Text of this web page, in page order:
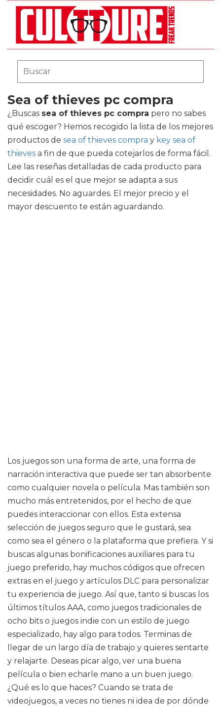
Sea of thieves pc compra
¿Buscas sea of thieves pc compra pero no sabes
qué escoger? Hemos recogido la lista de los mejores
productos de sea of thieves compra y key sea of
thieves a fin de que pueda cotejarlos de forma fácil.
Lee las reseñas detalladas de cada producto para
decidir cuál es el que mejor se adapta a sus
necesidades. No aguardes. El mejor precio y el
mayor descuento te están aguardando.
Los juegos son una forma de arte, una forma de
narración interactiva que puede ser tan absorbente
como cualquier novela o película. Mas también son
mucho más entretenidos, por el hecho de que
puedes interaccionar con ellos. Esta extensa
selección de juegos seguro que le gustará, sea
como sea el género o la plataforma que prefiera. Y si
buscas algunas bonificaciones auxiliares para tu
juego preferido, hay muchos códigos que ofrecen
extras en el juego y artículos DLC para personalizar
tu experiencia de juego. Así que, tanto si buscas los
últimos títulos AAA, como juegos tradicionales de
ocho bits o juegos indie con un estilo de juego
especializado, hay algo para todos. Terminas de
llegar de un largo día de trabajo y quieres sentarte
y relajarte. Deseas picar algo, ver una buena
película o bien echarle mano a un buen juego.
¿Qué es lo que haces? Cuando se trata de
videojuegos, a veces no tienes ni idea de por dónde